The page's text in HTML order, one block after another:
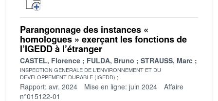
Parangonnage des instances «
homologues » exerçant les fonctions de
l’IGEDD à l’étranger
CASTEL, Florence FULDA, Bruno STRAUSS, Marc
INSPECTION GENERALE DE L'ENVIRONNEMENT ET DU
DEVELOPPEMENT DURABLE (IGEDD)
Rapport: avr. 2024 Mise en ligne: juin 2024
Affaire
n°015122-01